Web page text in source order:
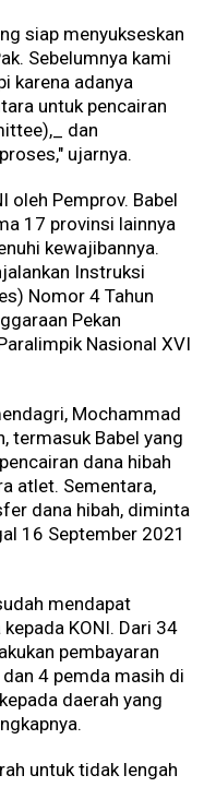
siap menyukseskan
Sebelumnya kami
karena adanya
untuk pencairan
dan
ujarnya.
oleh Pemprov. Babel
17 provinsi lainnya
kewajibannya.
Instruksi
Nomor 4 Tahun
Pekan
Nasional XVI
Mochammad
termasuk Babel yang
dana hibah
atlet. Sementara,
dana hibah, diminta
16 September 2021
mendapat
KONI. Dari 34
pembayaran
4 pemda masih di
daerah yang
untuk tidak lengah